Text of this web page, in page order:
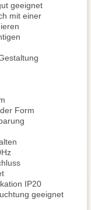
geeignet
mit einer
Form
IP20
geeignet